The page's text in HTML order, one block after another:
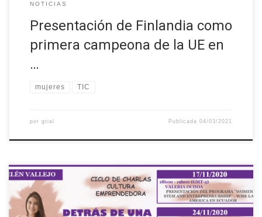
NOTICIAS
Presentación de Finlandia como
primera campeona de la UE en
…
mujeres TIC
por grial Publicada04/03/2021
La Universidad Técnica del Norte a través del Proyecto